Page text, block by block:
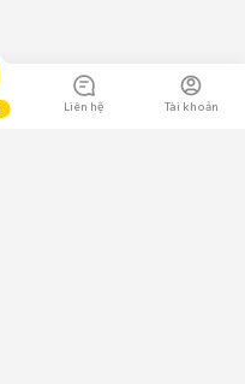
Liên hệ Tài khoản